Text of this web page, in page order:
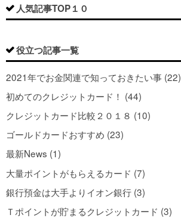
人気記事TOP１０
役立つ記事一覧
2021年でお金関連で知っておきたい事 (22)
初めてのクレジットカード！ (44)
クレジットカード比較２０１８ (10)
ゴールドカードおすすめ (23)
最新News (1)
大量ポイントがもらえるカード (7)
銀行預金は大手よりイオン銀行 (3)
Ｔポイントが貯まるクレジットカード (3)